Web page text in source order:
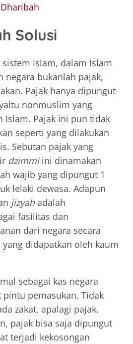
Solusi
Islam, dalam Islam
negara bukanlah pajak,
Pajak hanya dipungut
nonmuslim yang
Islam. Pajak ini pun tidak
seperti yang dilakukan
Sebutan pajak yang
dzimmiini dinamakan
wajib yang dipungut 1
lelaki dewasa. Adapun
jizyahadalah
fasilitas dan
dari negara secara
didapatkan oleh kaum
sebagai kas negara
pemasukan. Tidak
zakat, apalagi pajak.
pajak bisa saja dipungut
terjadi kekosongan